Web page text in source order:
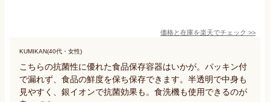
価格と在庫を楽天でチェック >>
KUMIKAN(40代・女性)
こちらの抗菌性に優れた食品保存容器はいかが。パッキン付
で漏れず、食品の鮮度を保ち保存できます。半透明で中身も
見やすく、銀イオンで抗菌効果も。食洗機も使用できるのが